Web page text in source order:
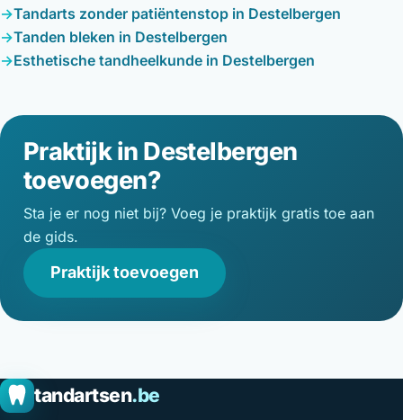
Tandarts zonder patiëntenstop in Destelbergen
Tanden bleken in Destelbergen
Esthetische tandheelkunde in Destelbergen
Praktijk in Destelbergen
toevoegen?
Sta je er nog niet bij? Voeg je praktijk gratis toe aan
de gids.
Praktijk toevoegen
tandartsen.be